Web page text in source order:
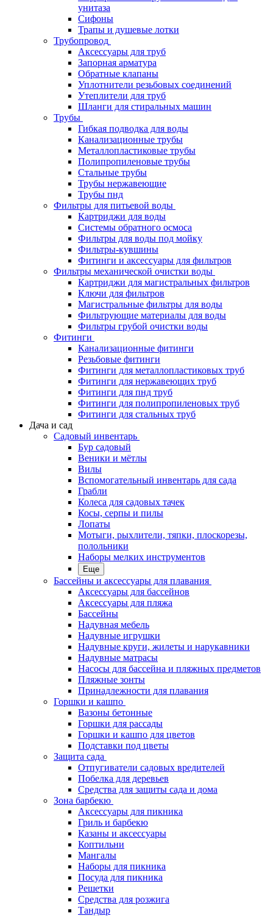
унитаза
Сифоны
Трапы и душевые лотки
Трубопровод
Аксессуары для труб
Запорная арматура
Обратные клапаны
Уплотнители резьбовых соединений
Утеплители для труб
Шланги для стиральных машин
Трубы
Гибкая подводка для воды
Канализационные трубы
Металлопластиковые трубы
Полипропиленовые трубы
Стальные трубы
Трубы нержавеющие
Трубы пнд
Фильтры для питьевой воды
Картриджи для воды
Системы обратного осмоса
Фильтры для воды под мойку
Фильтры-кувшины
Фитинги и аксессуары для фильтров
Фильтры механической очистки воды
Картриджи для магистральных фильтров
Ключи для фильтров
Магистральные фильтры для воды
Фильтрующие материалы для воды
Фильтры грубой очистки воды
Фитинги
Канализационные фитинги
Резьбовые фитинги
Фитинги для металлопластиковых труб
Фитинги для нержавеющих труб
Фитинги для пнд труб
Фитинги для полипропиленовых труб
Фитинги для стальных труб
Дача и сад
Садовый инвентарь
Бур садовый
Веники и мётлы
Вилы
Вспомогательный инвентарь для сада
Грабли
Колеса для садовых тачек
Косы, серпы и пилы
Лопаты
Мотыги, рыхлители, тяпки, плоскорезы,
полольники
Наборы мелких инструментов
Еще
Бассейны и аксессуары для плавания
Аксессуары для бассейнов
Аксессуары для пляжа
Бассейны
Надувная мебель
Надувные игрушки
Надувные круги, жилеты и нарукавники
Надувные матрасы
Насосы для бассейна и пляжных предметов
Пляжные зонты
Принадлежности для плавания
Горшки и кашпо
Вазоны бетонные
Горшки для рассады
Горшки и кашпо для цветов
Подставки под цветы
Защита сада
Отпугиватели садовых вредителей
Побелка для деревьев
Средства для защиты сада и дома
Зона барбекю
Аксессуары для пикника
Гриль и барбекю
Казаны и аксессуары
Коптильни
Мангалы
Наборы для пикника
Посуда для пикника
Решетки
Средства для розжига
Тандыр